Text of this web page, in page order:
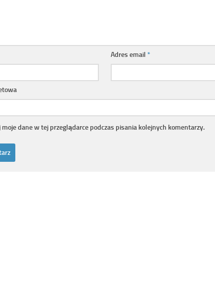
Adres email*
dane w tej przeglądarce podczas pisania kolejnych komentarzy.